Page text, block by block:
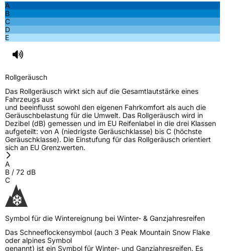
Fahrzeugklasse
3PMSF / Schneeflockensymbol / Alpine-Symbol
EPREL ID456360
Allgemeine Produktsicherheit (GPSR)
A
B
C
D
E
Rollgeräusch
Das Rollgeräusch wirkt sich auf die Gesamtlautstärke eines
Fahrzeugs aus
und beeinflusst sowohl den eigenen Fahrkomfort als auch die
Geräuschbelastung für die Umwelt. Das Rollgeräusch wird in
Dezibel (dB) gemessen und im EU Reifenlabel in die drei Klassen
aufgeteilt: von A (niedrigste Geräuschklasse) bis C (höchste
Geräuschklasse). Die Einstufung für das Rollgeräusch orientiert
sich an EU Grenzwerten.
A
B / 72 dB
C
Symbol für die Wintereignung bei Winter- & Ganzjahresreifen
Das Schneeflockensymbol (auch 3 Peak Mountain Snow Flake
oder alpines Symbol
genannt) ist ein Symbol für Winter- und Ganzjahresreifen. Es